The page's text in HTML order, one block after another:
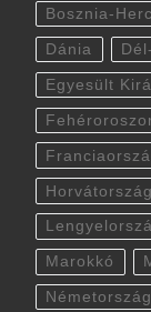
Bosznia-
Dánia
Egyesült
Horvátország
Marokkó
Németország